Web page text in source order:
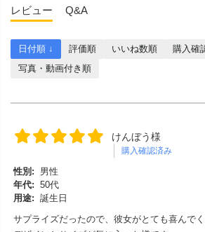
レビュー Q&A
日付順 ↓ 評価順 いいね数順 購入確
写真・動画付き順
けんぼう様
購入確認済み
性別:
男性
年代: 50代
用途: 誕生日
サプライズだったので、彼女がとても喜んでく